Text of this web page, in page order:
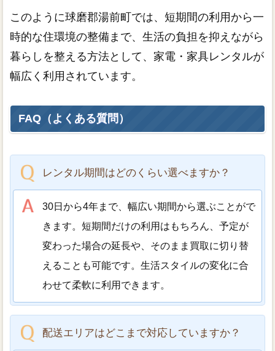
このように球磨郡湯前町では、短期間の利用から一
時的な住環境の整備まで、生活の負担を抑えながら
暮らしを整える方法として、家電・家具レンタルが
幅広く利用されています。
FAQ（よくある質問）
レンタル期間はどのくらい選べますか？
30日から4年まで、幅広い期間から選ぶことがで
きます。短期間だけの利用はもちろん、予定が
変わった場合の延長や、そのまま買取に切り替
えることも可能です。生活スタイルの変化に合
わせて柔軟に利用できます。
配送エリアはどこまで対応していますか？